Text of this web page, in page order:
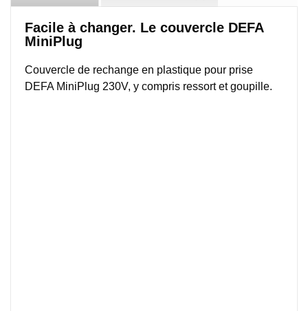
Facile à changer. Le couvercle DEFA
MiniPlug
Couvercle de rechange en plastique pour prise
DEFA MiniPlug 230V, y compris ressort et goupille.